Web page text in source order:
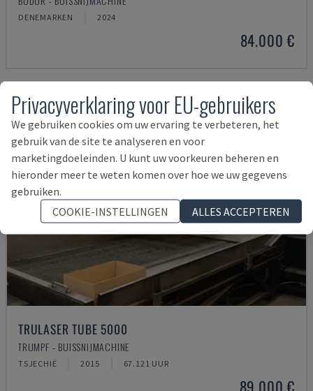
DENEMARKEN 2024
84.000 €
TRULASER TUBE 5000
TRUMPF - BUISSNIJMACHINE
TSJECHIË 2015 67.121 UUR
89.000 €
Privacyverklaring voor EU-gebruikers
We gebruiken cookies om uw ervaring te verbeteren, het
gebruik van de site te analyseren en voor
marketingdoeleinden. U kunt uw voorkeuren beheren en
hieronder meer te weten komen over hoe we uw gegevens
gebruiken.
COOKIE-INSTELLINGEN
ALLES ACCEPTEREN